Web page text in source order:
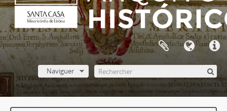
Naviguer